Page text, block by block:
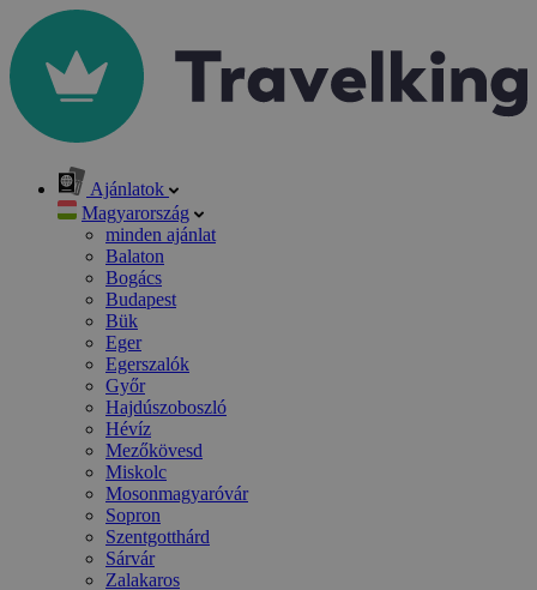
Ajánlatok
Magyarország
minden ajánlat
Balaton
Bogács
Budapest
Bük
Eger
Egerszalók
Győr
Hajdúszoboszló
Hévíz
Mezőkövesd
Miskolc
Mosonmagyaróvár
Sopron
Szentgotthárd
Sárvár
Zalakaros